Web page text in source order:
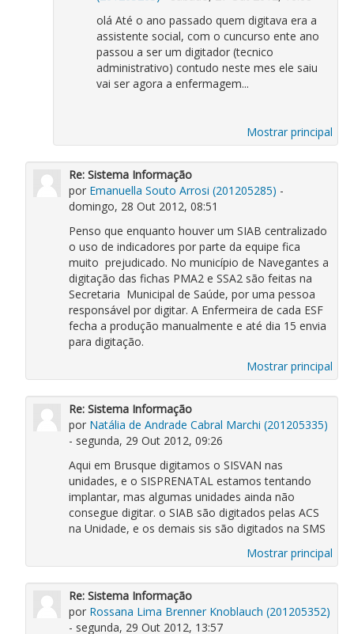
olá Até o ano passado quem digitava era a
assistente social, com o cuncurso ente ano
passou a ser um digitador (tecnico
administrativo) contudo neste mes ele saiu
vai ser agora a enfermagem...
Mostrar principal
Re: Sistema Informação
por Emanuella Souto Arrosi (201205285) -
domingo, 28 Out 2012, 08:51
Penso que enquanto houver um SIAB centralizado
o uso de indicadores por parte da equipe fica
muito prejudicado. No município de Navegantes a
digitação das fichas PMA2 e SSA2 são feitas na
Secretaria Municipal de Saúde, por uma pessoa
responsável por digitar. A Enfermeira de cada ESF
fecha a produção manualmente e até dia 15 envia
para digitação.
Mostrar principal
Re: Sistema Informação
por Natália de Andrade Cabral Marchi (201205335)
- segunda, 29 Out 2012, 09:26
Aqui em Brusque digitamos o SISVAN nas
unidades, e o SISPRENATAL estamos tentando
implantar, mas algumas unidades ainda não
consegue digitar. o SIAB são digitados pelas ACS
na Unidade, e os demais sis são digitados na SMS
Mostrar principal
Re: Sistema Informação
por Rossana Lima Brenner Knoblauch (201205352)
- segunda, 29 Out 2012, 13:57